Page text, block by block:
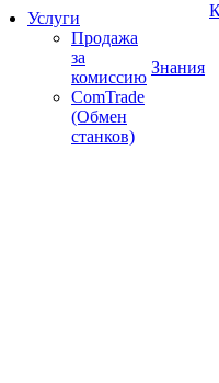
Услуги
Продажа
за
комиссию
ComTrade
(Обмен
станков)
Знания